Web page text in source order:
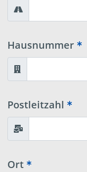
Hausnummer
Postleitzahl
Ort